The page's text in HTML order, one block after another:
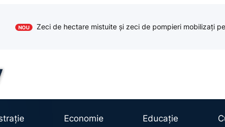
NOU Zeci de hectare mistuite și zeci de pompieri mobilizați
Economie Educație